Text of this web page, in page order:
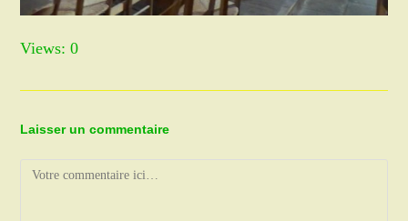
Views: 0
Laisser un commentaire
Comment